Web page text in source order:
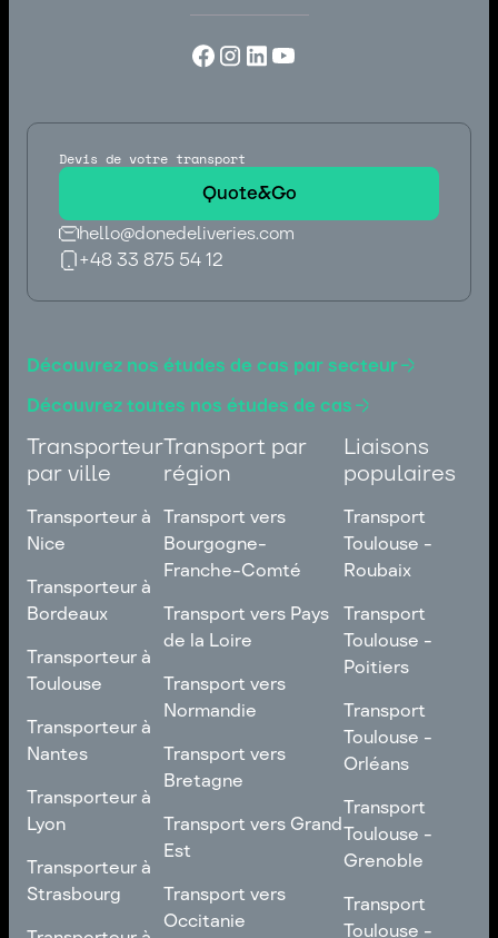
Devis de votre transport
Quote&Go
hello@donedeliveries.com
hello@donedeliveries.com
+48 33 875 54 12
Découvrez nos études de cas par secteur
Découvrez toutes nos études de cas
Transporteur
par ville
Transporteur à
Nice
Transporteur à
Nice
Transporteur à
Bordeaux
Transporteur à
Bordeaux
Transporteur à
Toulouse
Transporteur à
Toulouse
Transporteur à
Nantes
Transporteur à
Nantes
Transporteur à
Lyon
Transporteur à
Lyon
Transporteur à
Strasbourg
Transporteur à
Transport par
région
Transport vers
Bourgogne-
Franche-Comté
Transport vers
Bourgogne-
Transport vers Pays
de la Loire
Transport vers Pays
de la Loire
Transport vers
Normandie
Transport vers
Normandie
Transport vers
Bretagne
Transport vers
Bretagne
Transport vers Grand
Est
Transport vers Grand
Est
Transport vers
Occitanie
Liaisons
populaires
Transport
Toulouse -
Roubaix
Transport
Toulouse -
Roubaix
Transport
Toulouse -
Poitiers
Transport
Toulouse -
Poitiers
Transport
Toulouse -
Orléans
Transport
Toulouse -
Orléans
Transport
Toulouse -
Grenoble
Transport
Toulouse -
Transport
Toulouse -